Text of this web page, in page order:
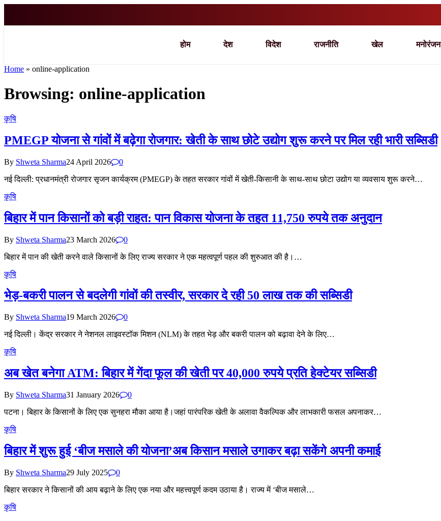
होम देश विदेश राजनीति खेल मनोरंजन
Home » online-application
Browsing: online-application
कृषि
PMEGP योजना से गांवों में बढ़ेगा रोजगार: खेती के साथ छोटे उद्योग शुरू करने पर मिल रही भारी सब्सिडी
By Shweta Sharma24 April 2026
0
नई दिल्ली: प्रधानमंत्री रोजगार सृजन कार्यक्रम (PMEGP) के तहत सरकार गांवों में खेती-किसानी के साथ-साथ छोटा उद्योग या व्यवसाय शुरू करने…
कृषि
बिहार में पान किसानों को बड़ी राहत: पान विकास योजना के तहत 11,750 रुपये तक अनुदान
By Shweta Sharma23 March 2026
0
बिहार में पान की खेती करने वाले किसानों के लिए राज्य सरकार ने एक महत्वपूर्ण पहल की शुरुआत की है।…
कृषि
भेड़-बकरी पालन से बदलेगी गांवों की तस्वीर, सरकार दे रही 50 लाख तक की सब्सिडी
By Shweta Sharma19 March 2026
0
नई दिल्ली। केंद्र सरकार ने नेशनल लाइवस्टॉक मिशन (NLM) के तहत भेड़ और बकरी पालन को बढ़ावा देने के लिए…
कृषि
अब खेत बनेगा ATM: बिहार में गेंदा फूल की खेती पर 40,000 रुपये प्रति हेक्टेयर सब्सिडी
By Shweta Sharma31 January 2026
0
पटना। बिहार के किसानों के लिए एक सुनहरा मौका आया है।जहां पारंपरिक खेती के अलावा वैकल्पिक और लाभकारी फसल अपनाकर…
कृषि
बिहार में शुरू हुई ‘बीज मसाले की योजना’अब किसान मसाले उगाकर बढ़ा सकेंगे अपनी कमाई
By Shweta Sharma29 July 2025
0
बिहार सरकार ने किसानों की आय बढ़ाने के लिए एक नया और महत्त्वपूर्ण कदम उठाया है। राज्य में ‘बीज मसाले…
कृषि